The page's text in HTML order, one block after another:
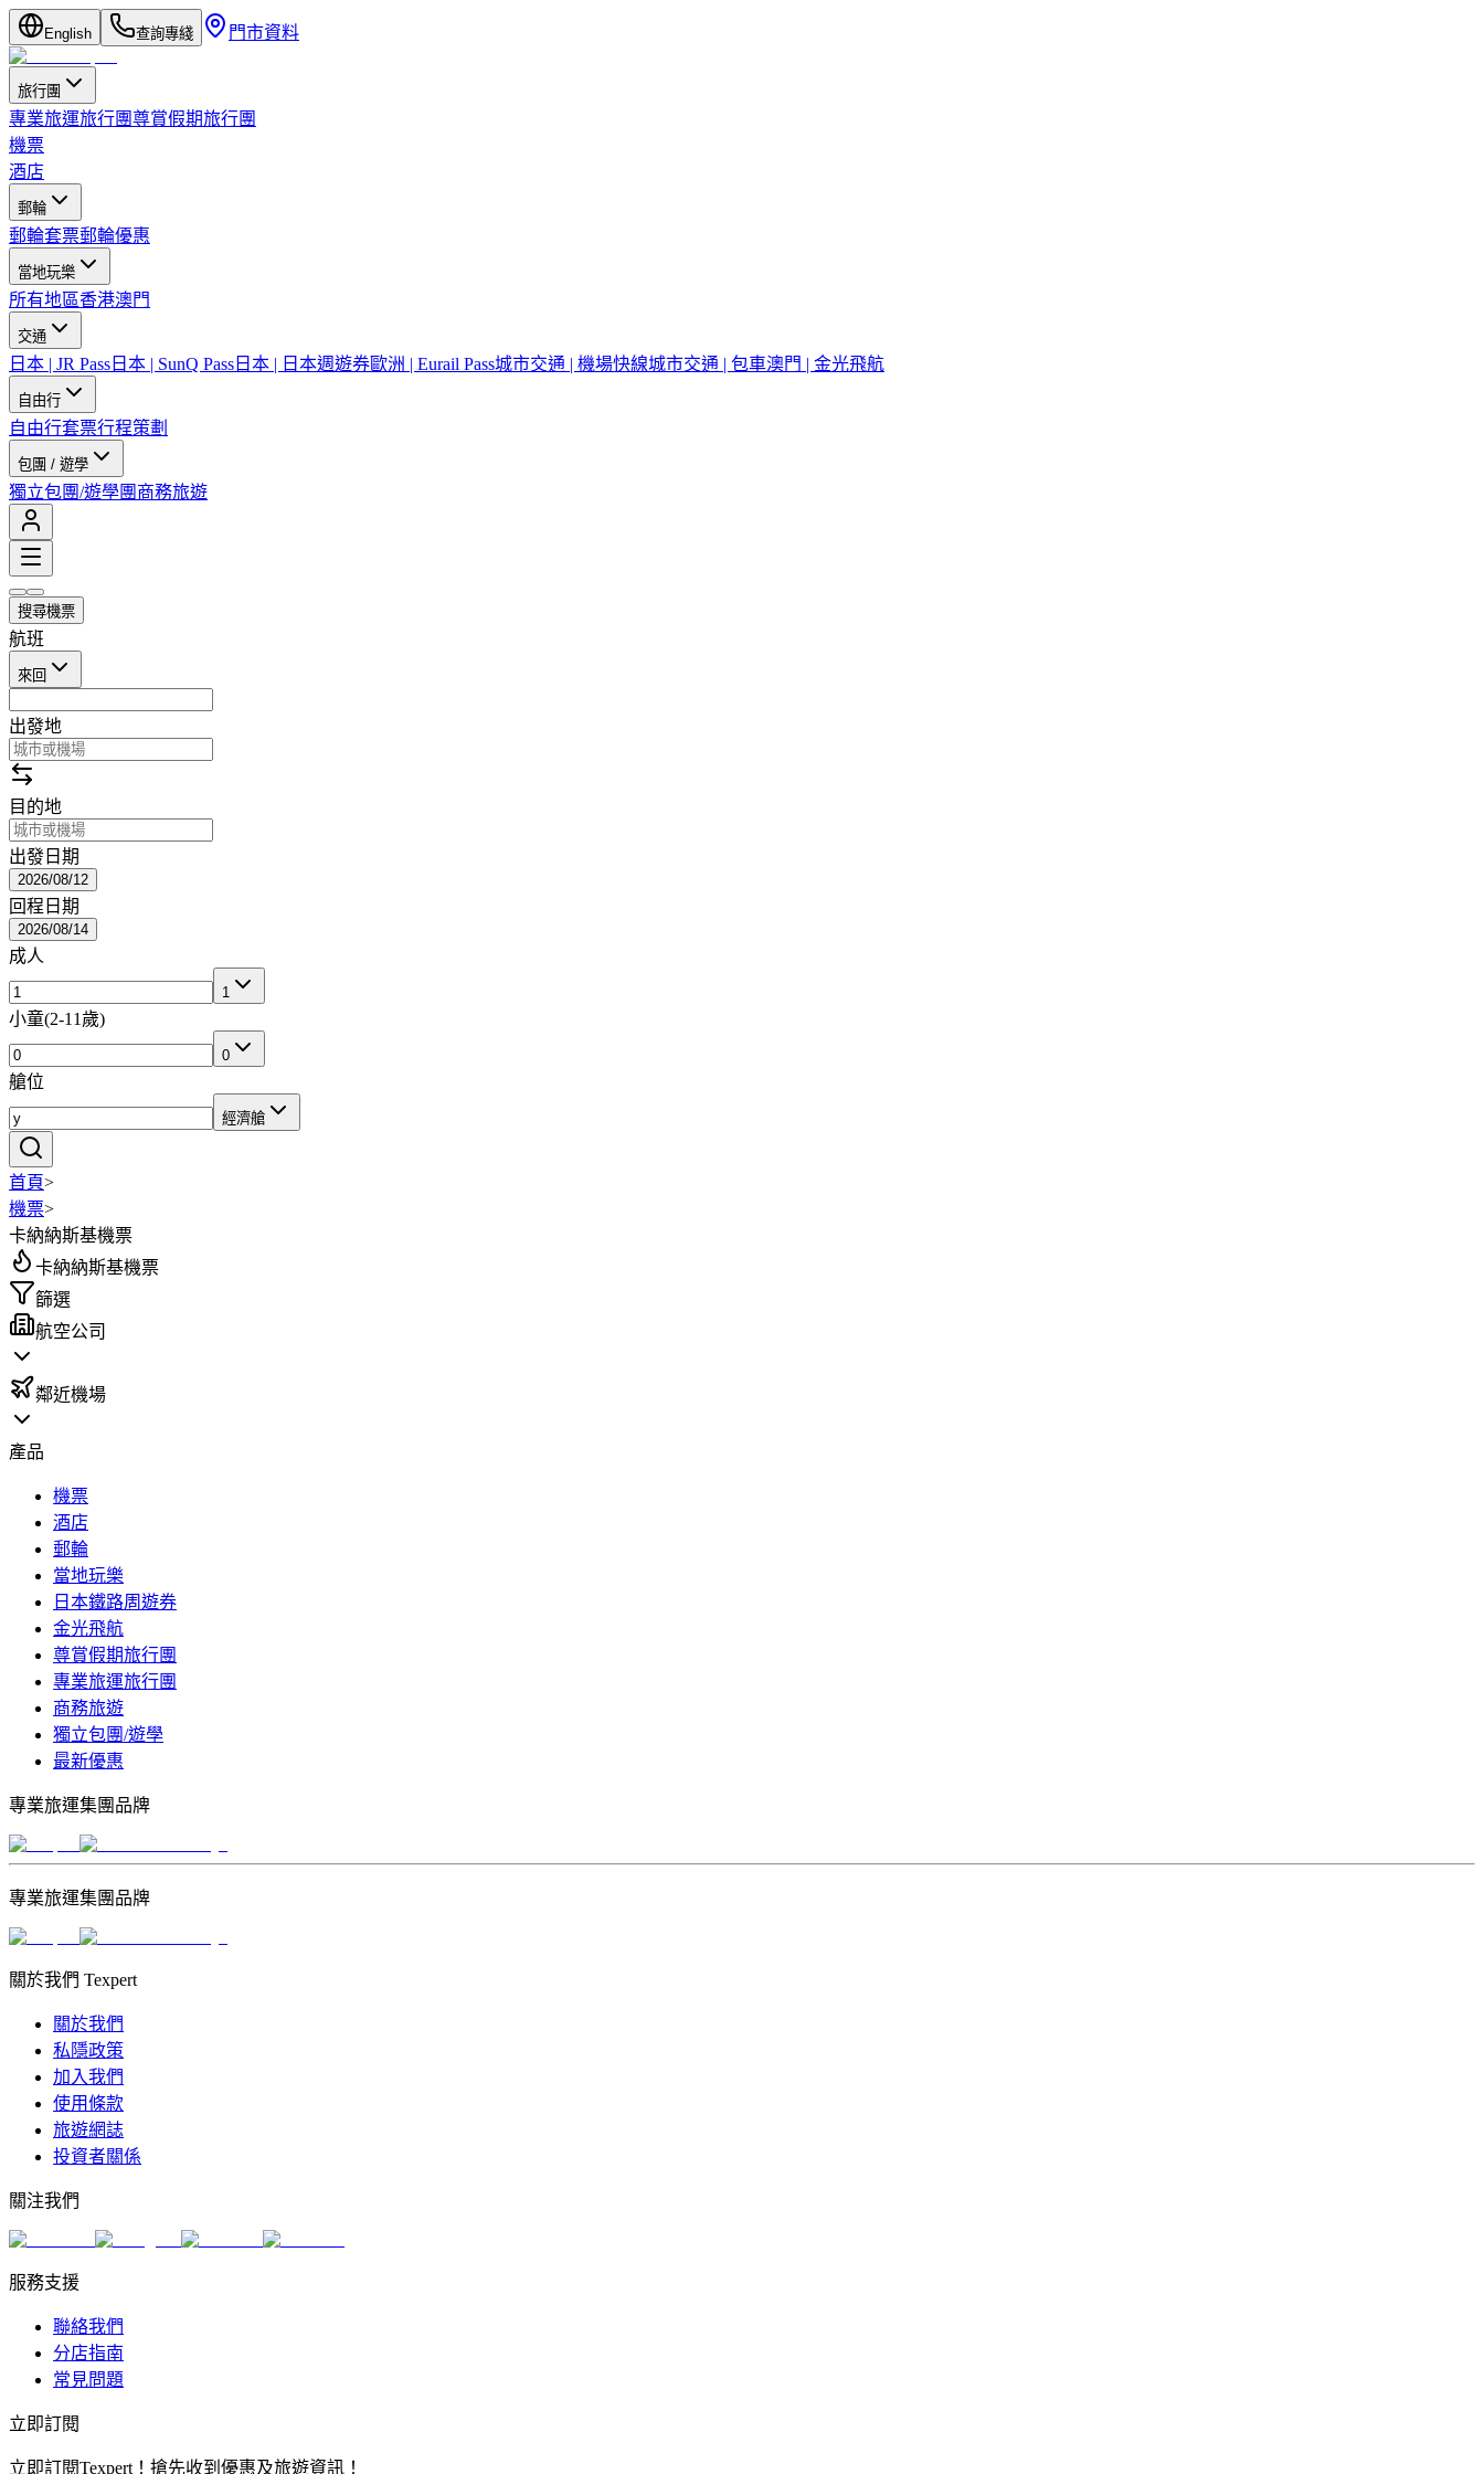
English 查詢專綫 門市資料
旅行團
專業旅運旅行團尊賞假期旅行團
機票
酒店
郵輪
郵輪套票郵輪優惠
當地玩樂
所有地區香港澳門
交通
日本 | JR Pass 日本 | SunQ Pass 日本 | 日本週遊券歐洲 | Eurail Pass城市交通 | 機場快線城市交通 | 包車澳門 | 金光飛航
自由行
自由行套票行程策劃
包團 / 遊學
獨立包團/遊學團 商務旅遊
搜尋機票
航班
來回
出發地
目的地
出發日期
2026/08/12
回程日期
2026/08/14
成人
1
小童(2-11歲)
0
艙位
經濟艙
首頁>
機票>
卡納納斯基機票
卡納納斯基機票
篩選
航空公司
鄰近機場
產品
機票
酒店
郵輪
當地玩樂
日本鐵路周遊券
金光飛航
尊賞假期旅行團
專業旅運旅行團
商務旅遊
獨立包團/遊學
最新優惠
專業旅運集團品牌
專業旅運集團品牌
關於我們 Texpert
關於我們
私隱政策
加入我們
使用條款
旅遊網誌
投資者關係
關注我們
服務支援
聯絡我們
分店指南
常見問題
立即訂閱
立即訂閱Texpert！搶先收到優惠及旅遊資訊！